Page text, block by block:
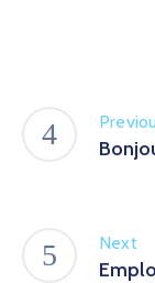
Next